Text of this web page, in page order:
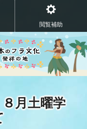
閲覧補助
月土曜学